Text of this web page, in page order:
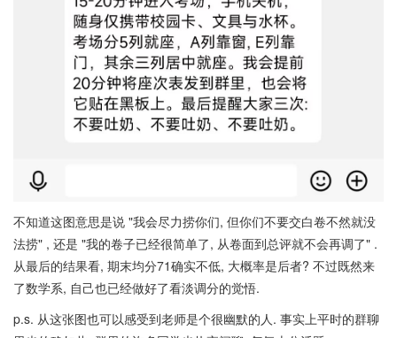
不知道这图意思是说 "我会尽力捞你们, 但你们不要交白卷不然就没
法捞" , 还是 "我的卷子已经很简单了, 从卷面到总评就不会再调了" .
从最后的结果看, 期末均分71确实不低, 大概率是后者? 不过既然来
了数学系, 自己也已经做好了看淡调分的觉悟.
p.s. 从这张图也可以感受到老师是个很幽默的人. 事实上平时的群聊